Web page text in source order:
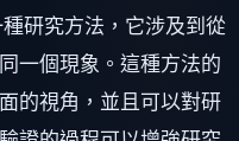
研究方法，它涉及到從
一個現象。這種方法的
的視角，並且可以對研